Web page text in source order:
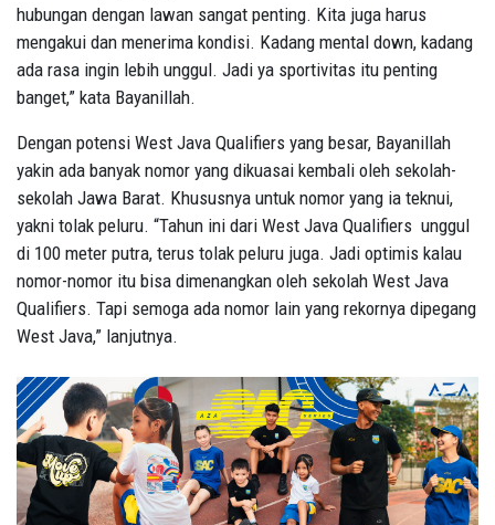
hubungan dengan lawan sangat penting. Kita juga harus
mengakui dan menerima kondisi. Kadang mental down, kadang
ada rasa ingin lebih unggul. Jadi ya sportivitas itu penting
banget,” kata Bayanillah.
Dengan potensi West Java Qualifiers yang besar, Bayanillah
yakin ada banyak nomor yang dikuasai kembali oleh sekolah-
sekolah Jawa Barat. Khususnya untuk nomor yang ia teknui,
yakni tolak peluru. “Tahun ini dari West Java Qualifiers unggul
di 100 meter putra, terus tolak peluru juga. Jadi optimis kalau
nomor-nomor itu bisa dimenangkan oleh sekolah West Java
Qualifiers. Tapi semoga ada nomor lain yang rekornya dipegang
West Java,” lanjutnya.